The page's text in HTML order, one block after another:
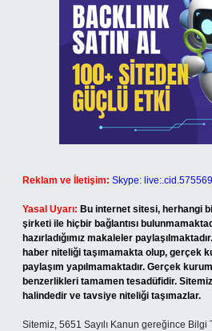
Reklam ve İletişim: Skype:
Yasal Uyarı: Bu internet sitesi, herhangi
şirketi ile hiçbir bağlantısı
hazırladığımız makaleler
haber niteliği taşımamakta olup, gerçek
paylaşım yapılmamaktadır. Gerçek
benzerlikleri tamamen tesadüfidir.
halindedir ve tavsiye niteliği taşımazlar.
Sitemiz, 5651 Sayılı Kanun gereğince